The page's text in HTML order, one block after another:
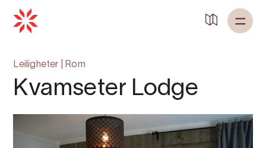
Leiligheter Rom
Kvamseter Lodge